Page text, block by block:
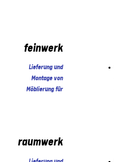
feinwerk
Lieferung und
Montage von
Möblierung für
raumwerk